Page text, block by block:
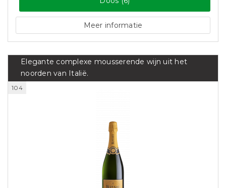
Meer informatie
Elegante complexe mousserende wijn uit het
noorden van Italië.
104